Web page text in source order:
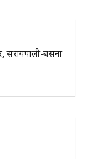
सरायपाली-बसना